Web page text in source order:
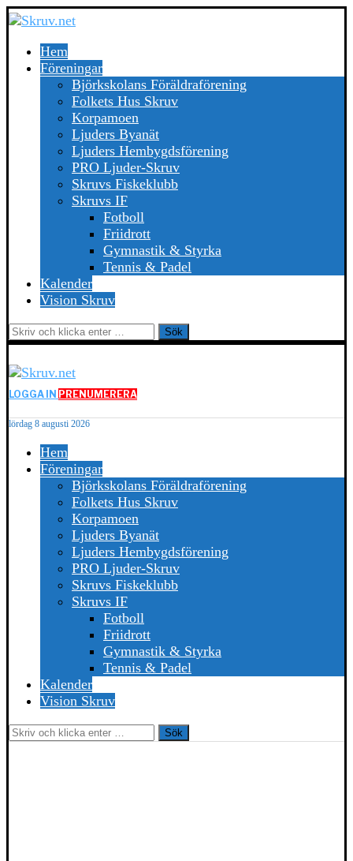
Hem
Föreningar
Björkskolans Föräldraförening
Folkets Hus Skruv
Korpamoen
Ljuders Byanät
Ljuders Hembygdsförening
PRO Ljuder-Skruv
Skruvs Fiskeklubb
Skruvs IF
Fotboll
Friidrott
Gymnastik & Styrka
Tennis & Padel
Kalender
Vision Skruv
Sök
LOGGA IN PRENUMERERA
lördag 8 augusti 2026
Hem
Föreningar
Björkskolans Föräldraförening
Folkets Hus Skruv
Korpamoen
Ljuders Byanät
Ljuders Hembygdsförening
PRO Ljuder-Skruv
Skruvs Fiskeklubb
Skruvs IF
Fotboll
Friidrott
Gymnastik & Styrka
Tennis & Padel
Kalender
Vision Skruv
Sök